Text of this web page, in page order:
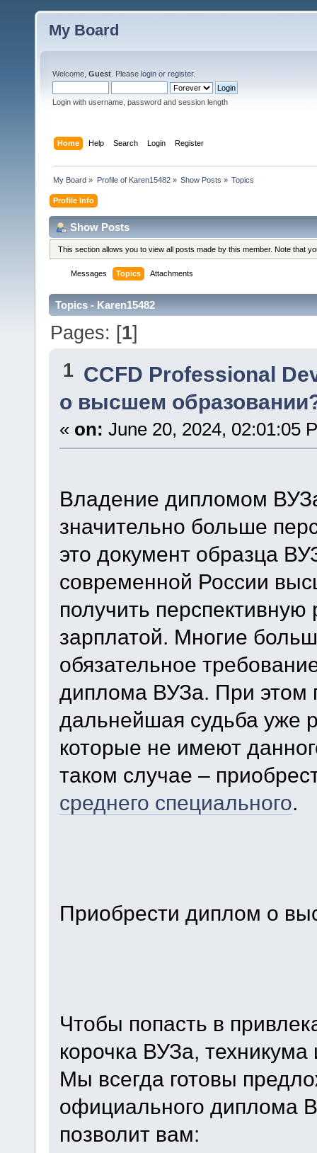
My Board
Welcome, Guest . Please login or register.
Login with username, password and session length
Home Help Search Login Register
My Board » Profile of Karen15482» Show Posts » Topics
Profile Info
Show Posts
This section allows you to view all posts made by this member. Note that
Messages Topics Attachments
Topics - Karen15482
Pages: [1]
1 CCFD Professional
о высшем
« on: June 20, 2024, 02:01:05
Владение дипломом
значительно больше
это документ образца
современной России
получить
зарплатой. Многие
обязательное
диплома ВУЗа. При этом
дальнейшая судьба уже
которые не имеют
таком случае –
среднего специального.
Приобрести диплом о
Чтобы попасть в
корочка ВУЗа,
Мы всегда готовы
официального диплома
позволит вам: